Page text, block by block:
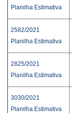
Planilha Estimativa
2582/2021
Planilha Estimativa
2825/2021
Planilha Estimativa
3030/2021
Planilha Estimativa